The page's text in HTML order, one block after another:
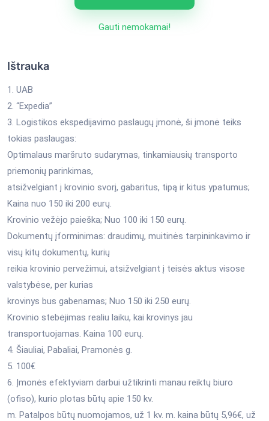
Gauti nemokamai!
Ištrauka
1. UAB
2. “Expedia”
3. Logistikos ekspedijavimo paslaugų įmonė, ši įmonė teiks
tokias paslaugas:
Optimalaus maršruto sudarymas, tinkamiausių transporto
priemonių parinkimas,
atsižvelgiant į krovinio svorį, gabaritus, tipą ir kitus ypatumus;
Kaina nuo 150 iki 200 eurų.
Krovinio vežėjo paieška; Nuo 100 iki 150 eurų.
Dokumentų įforminimas: draudimų, muitinės tarpininkavimo ir
visų kitų dokumentų, kurių
reikia krovinio pervežimui, atsižvelgiant į teisės aktus visose
valstybėse, per kurias
krovinys bus gabenamas; Nuo 150 iki 250 eurų.
Krovinio stebėjimas realiu laiku, kai krovinys jau
transportuojamas. Kaina 100 eurų.
4. Šiauliai, Pabaliai, Pramonės g.
5. 100€
6. Įmonės efektyviam darbui užtikrinti manau reiktų biuro
(ofiso), kurio plotas būtų apie 150 kv.
m. Patalpos būtų nuomojamos, už 1 kv. m. kaina būtų 5,96€, už